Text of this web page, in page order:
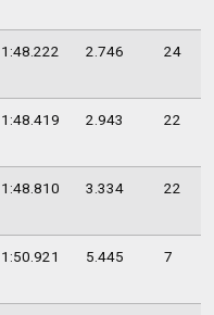
1:48.222 2.746 24
1:48.419 2.943 22
1:48.810 3.334 22
1:50.921 5.445 7